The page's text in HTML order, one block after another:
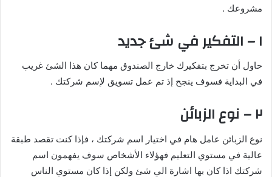
مشروعك .
١ – التفكير في شئ جديد
حاول أن تخرج بتفكيرك خارج الصندوق مهما كان هذا الشئ غريب
في البداية فسوف ينجح إذ تم عمل تسويق لإسم شركتك .
٢ – نوع الزبائن
نوع الزبائن عامل هام في اختيار اسم شركتك ، فإذا كنت تقصد طبقة
عالية في مستوي التعليم فهؤلاء الأشخاص سوف يفهمون اسم
شركتك اذا كان بها اشارة الي شئ ولكن إذا كان مستوي الناس